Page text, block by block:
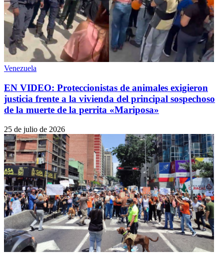
Venezuela
EN VIDEO: Proteccionistas de animales exigieron
justicia frente a la vivienda del principal sospechoso
de la muerte de la perrita «Mariposa»
25 de julio de 2026